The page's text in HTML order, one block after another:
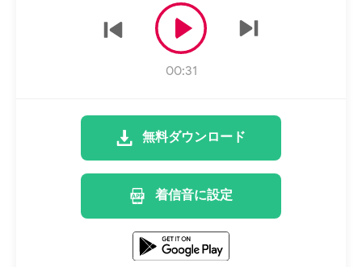
00:31
無料ダウンロード
着信音に設定